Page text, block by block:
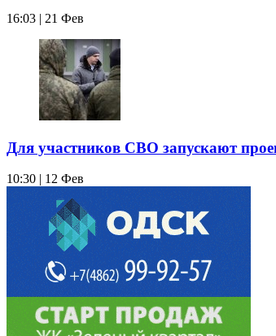
16:03 | 21 Фев
Для участников СВО запускают
10:30 | 12 Фев